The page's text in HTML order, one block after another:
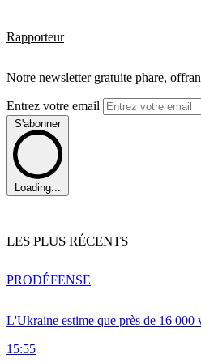
Rapporteur
Notre newsletter gratuite phare,
Entrez votre email
S'abonner
Loading...
LES PLUS RÉCENTS
L'Ukraine estime que près de 16 000
15:55
PRODÉFENSE